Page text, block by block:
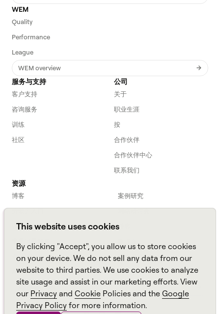
This website uses cookies
By clicking "Accept", you allow us to store cookies
on your device. We do not sell any data from our
website to third parties. We use cookies to analyze
site usage and assist in our marketing efforts. View
our Privacy and Cookie Policies and the Google
Privacy Policy for more information.
WEM
Quality
Performance
League
WEM overview
服务与支持
客户支持
咨询服务
训练
社区
公司
关于
职业生涯
按
合作伙伴
合作伙伴中心
联系我们
资源
博客
案例研究
劳动力入门
Webinars
播客
亚马逊连接
TCO Calculator
Amazon Connect
All resources